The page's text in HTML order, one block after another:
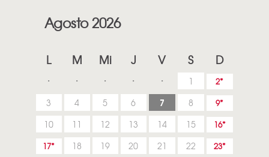
Agosto 2026
L M Mi J V S D
1 2
3 4 5 6 7 8 9
10 11 12 13 14 15
16
17
18 19 20 21 22 23